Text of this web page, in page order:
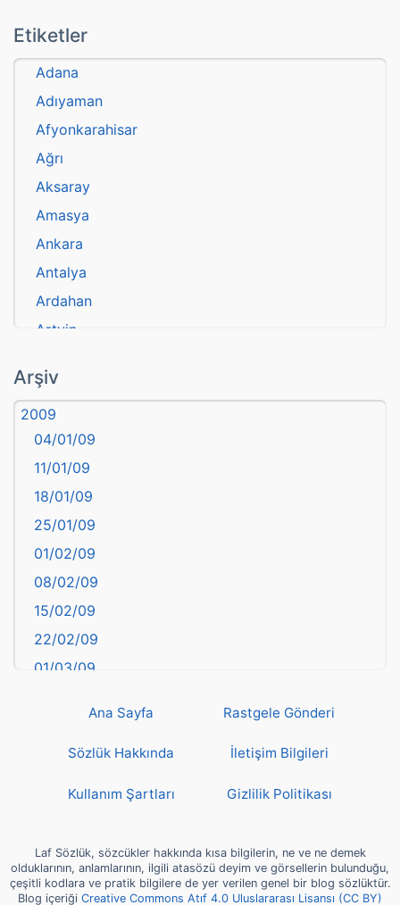
Etiketler
Adana
Adıyaman
Afyonkarahisar
Ağrı
Aksaray
Amasya
Ankara
Antalya
Ardahan
Artvin
Aydın
Balıkesir
Bartın
başkentler
Batman
Bayburt
Bilecik
Bingöl
Bitlis
Bolu
Burdur
Çankırı
Çorum
deyim
Diyarbakır
Dünya Haritasında Türkiye
Arşiv
2009
04/01/09
11/01/09
18/01/09
25/01/09
01/02/09
08/02/09
15/02/09
22/02/09
01/03/09
22/03/09
19/04/09
26/04/09
Ana Sayfa Rastgele Gönderi
Sözlük Hakkında İletişim Bilgileri
Kullanım Şartları Gizlilik Politikası
Laf Sözlük, sözcükler hakkında kısa bilgilerin, ne ve ne demek
olduklarının, anlamlarının, ilgili atasözü deyim ve görsellerin bulunduğu,
çeşitli kodlara ve pratik bilgilere de yer verilen genel bir blog sözlüktür.
Blog içeriği Creative Commons Atıf 4.0 Uluslararası Lisansı (CC BY)